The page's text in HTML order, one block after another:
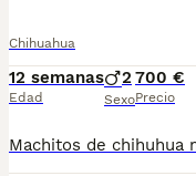
Chihuahua
12 semanas
Edad
2
Sexo
700 €
Precio